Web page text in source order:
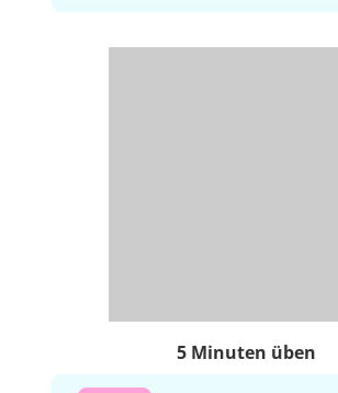
5 Minuten üben